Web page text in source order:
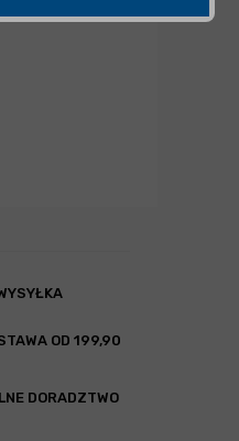
OD 199,90
DORADZTWO